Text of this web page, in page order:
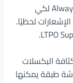
الشاشة تدعم خاصية Always On display لكي
لحظيًا.
كثافة البكسلات
طبقة يمكنها